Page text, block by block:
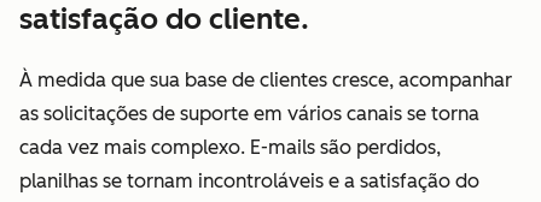
satisfação do cliente.
À medida que sua base de clientes cresce, acompanhar
as solicitações de suporte em vários canais se torna
cada vez mais complexo. E-mails são perdidos,
planilhas se tornam incontroláveis e a satisfação do